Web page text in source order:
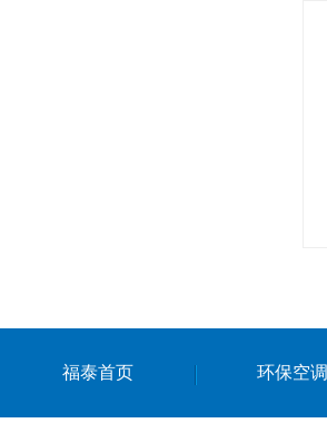
福泰首页 环保空调